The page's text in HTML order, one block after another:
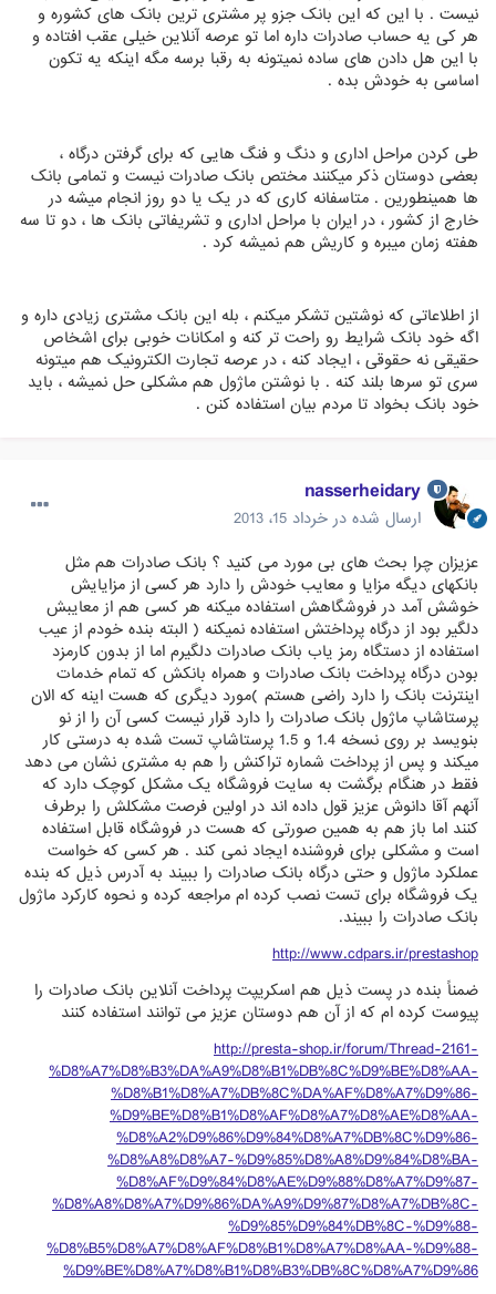
نیست . با این که این بانک جزو پر مشتری ترین بانک های کشوره و
هر کی یه حساب صادرات داره اما تو عرصه آنلاین خیلی عقب افتاده و
با این هل دادن های ساده نمیتونه به رقبا برسه مگه اینکه یه تکون
اساسی به خودش بده .
طی کردن مراحل اداری و دنگ و فنگ هایی که برای گرفتن درگاه ،
بعضی دوستان ذکر میکنند مختص بانک صادرات نیست و تمامی بانک
ها همینطورین . متاسفانه کاری که در یک یا دو روز انجام میشه در
خارج از کشور ، در ایران با مراحل اداری و تشریفاتی بانک ها ، دو تا سه
هفته زمان میبره و کاریش هم نمیشه کرد .
از اطلاعاتی که نوشتین تشکر میکنم ، بله این بانک مشتری زیادی داره و
اگه خود بانک شرایط رو راحت تر کنه و امکانات خوبی برای اشخاص
حقیقی نه حقوقی ، ایجاد کنه ، در عرصه تجارت الکترونیک هم میتونه
سری تو سرها بلند کنه . با نوشتن ماژول هم مشکلی حل نمیشه ، باید
خود بانک بخواد تا مردم بیان استفاده کنن .
nasserheidary
ارسال شده در خرداد 15، 2013
عزیزان چرا بحث های بی مورد می کنید ؟ بانک صادرات هم مثل
بانکهای دیگه مزایا و معایب خودش را دارد هر کسی از مزایایش
خوشش آمد در فروشگاهش استفاده میکنه هر کسی هم از معایبش
دلگیر بود از درگاه پرداختش استفاده نمیکنه ( البته بنده خودم از عیب
استفاده از دستگاه رمز یاب بانک صادرات دلگیرم اما از بدون کارمزد
بودن درگاه پرداخت بانک صادرات و همراه بانکش که تمام خدمات
اینترنت بانک را دارد راضی هستم )مورد دیگری که هست اینه که الان
پرستاشاپ ماژول بانک صادرات را دارد قرار نیست کسی آن را از نو
بنویسد بر روی نسخه 1.4 و 1.5 پرستاشاپ تست شده به درستی کار
میکند و پس از پرداخت شماره تراکنش را هم به مشتری نشان می دهد
فقط در هنگام برگشت به سایت فروشگاه یک مشکل کوچک دارد که
آنهم آقا دانوش عزیز قول داده اند در اولین فرصت مشکلش را برطرف
کنند اما باز هم به همین صورتی که هست در فروشگاه قابل استفاده
است و مشکلی برای فروشنده ایجاد نمی کند . هر کسی که خواست
عملکرد ماژول و حتی درگاه بانک صادرات را ببیند به آدرس ذیل که بنده
یک فروشگاه برای تست نصب کرده ام مراجعه کرده و نحوه کارکرد ماژول
بانک صادرات را ببیند.
http://www.cdpars.ir/prestashop
ضمناً بنده در پست ذیل هم اسکریپت پرداخت آنلاین بانک صادرات را
پیوست کرده ام که از آن هم دوستان عزیز می توانند استفاده کنند
http://presta-shop.ir/forum/Thread-2161-
%D8%A7%D8%B3%DA%A9%D8%B1%DB%8C%D9%BE%D8%AA-
%D8%B1%D8%A7%DB%8C%DA%AF%D8%A7%D9%86-
%D9%BE%D8%B1%D8%AF%D8%A7%D8%AE%D8%AA-
%D8%A2%D9%86%D9%84%D8%A7%DB%8C%D9%86-
%D8%A8%D8%A7-%D9%85%D8%A8%D9%84%D8%BA-
%D8%AF%D9%84%D8%AE%D9%88%D8%A7%D9%87-
%D8%A8%D8%A7%D9%86%DA%A9%D9%87%D8%A7%DB%8C-
%D9%85%D9%84%DB%8C-%D9%88-
%D8%B5%D8%A7%D8%AF%D8%B1%D8%A7%D8%AA-%D9%88-
%D9%BE%D8%A7%D8%B1%D8%B3%DB%8C%D8%A7%D9%86